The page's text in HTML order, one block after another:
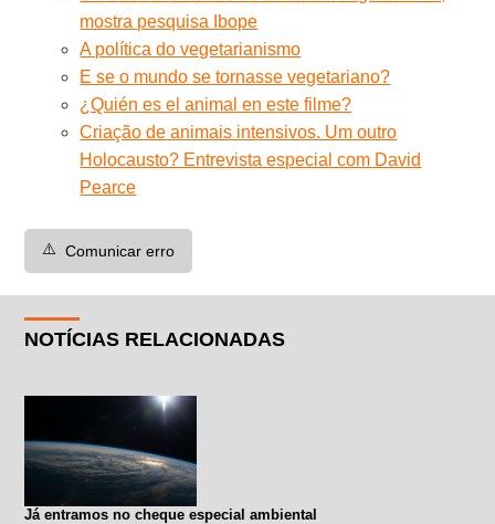
mostra pesquisa Ibope
A política do vegetarianismo
E se o mundo se tornasse vegetariano?
¿Quién es el animal en este filme?
Criação de animais intensivos. Um outro
Holocausto? Entrevista especial com David
Pearce
⚠️ Comunicar erro
NOTÍCIAS RELACIONADAS
Já entramos no cheque especial ambiental